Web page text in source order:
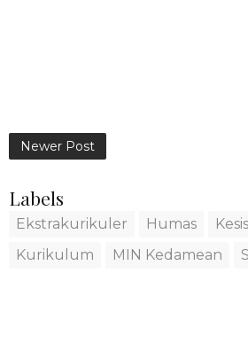
Newer Post
Labels
Ekstrakurikuler Humas
Kurikulum
MIN Kedamean